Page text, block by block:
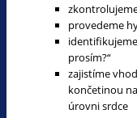
provedeme
prosím?“
zajistíme
končetinou
úrovni srdce